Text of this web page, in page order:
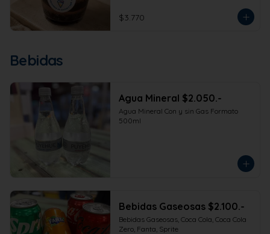
$3.770
Bebidas
Agua Mineral $2.050.-
Agua Mineral Con y sin Gas Formato
500ml
Bebidas Gaseosas $2.100.-
Bebidas Gaseosas, Coca Cola, Coca Cola
Zero, Fanta, Sprite